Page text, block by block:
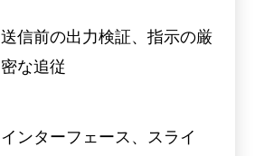
送信前の出力検証、指示の厳
密な追従
インターフェース、スライ